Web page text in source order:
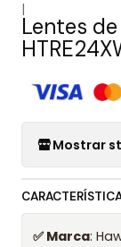
|
Lentes
Mostrar
✅ Marca: